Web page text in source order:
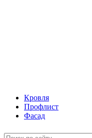
Кровля
Профлист
Фасад